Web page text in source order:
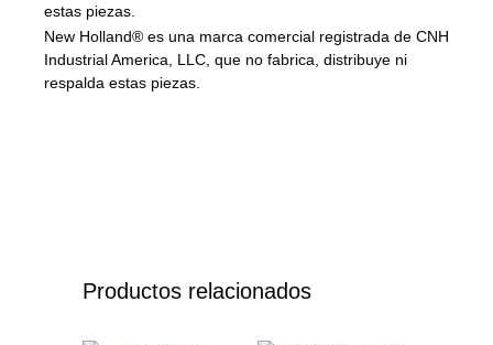
estas piezas.
New Holland® es una marca comercial registrada de CNH
Industrial America, LLC, que no fabrica, distribuye ni
respalda estas piezas.
Productos relacionados